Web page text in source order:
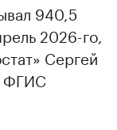
940,5
2026-го,
Сергей
ФГИС